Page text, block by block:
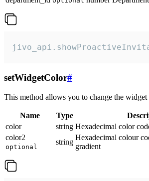
setWidgetColor#
This method allows you to change the widget
Name Type
color
string Hexadecimal color
color2
optional
string
Hexadecimal colour
gradient